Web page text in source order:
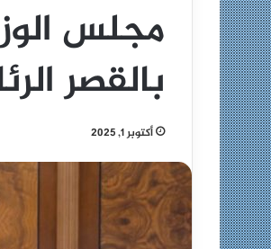
مجلس
بالقصر
أكتوبر 1, 2025